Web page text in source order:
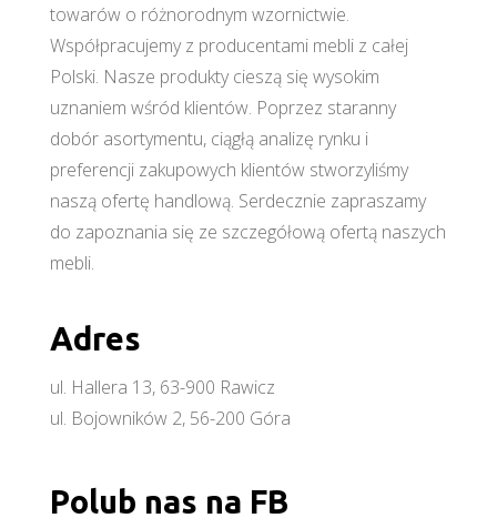
towarów o różnorodnym wzornictwie.
Współpracujemy z producentami mebli z całej
Polski. Nasze produkty cieszą się wysokim
uznaniem wśród klientów. Poprzez staranny
dobór asortymentu, ciągłą analizę rynku i
preferencji zakupowych klientów stworzyliśmy
naszą ofertę handlową. Serdecznie zapraszamy
do zapoznania się ze szczegółową ofertą naszych
mebli.
Adres
ul. Hallera 13, 63-900 Rawicz
ul. Bojowników 2, 56-200 Góra
Polub nas na FB